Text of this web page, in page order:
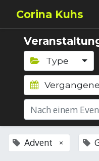
Corina Kuhs
Type
Advent ×